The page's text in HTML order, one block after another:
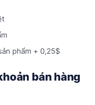
phẩm + 0,25$
bán hàng